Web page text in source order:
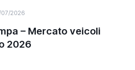
2026
– Mercato veicoli
2026